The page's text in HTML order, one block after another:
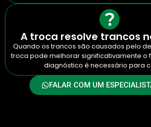
A troca resolve trancos
Quando os trancos são causados pelo
troca pode melhorar significativamente o
diagnóstico é necessário para
FALAR COM UM